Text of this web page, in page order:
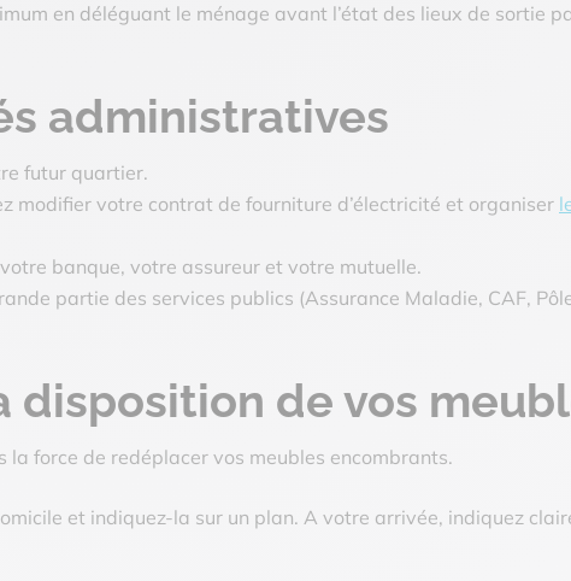
en déléguant le ménage avant l’état des lieux de sortie
administratives
futur quartier.
modifier votre contrat de fourniture d’électricité et organiser
banque, votre assureur et votre mutuelle.
partie des services publics (Assurance Maladie, CAF,
disposition de vos
la force de redéplacer vos meubles encombrants.
et indiquez-la sur un plan. A votre arrivée, indiquez